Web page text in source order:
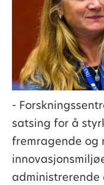
-
satsing for å
fremragende og